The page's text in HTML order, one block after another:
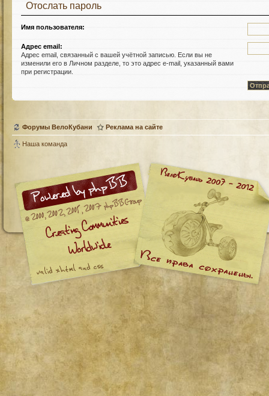
Отослать пароль
Имя пользователя:
Адрес email:
Адрес email, связанный с вашей учётной записью. Если вы не
изменили его в Личном разделе, то это адрес e-mail, указанный вами
при регистрации.
Форумы ВелоКубани Реклама на сайте
Наша команда